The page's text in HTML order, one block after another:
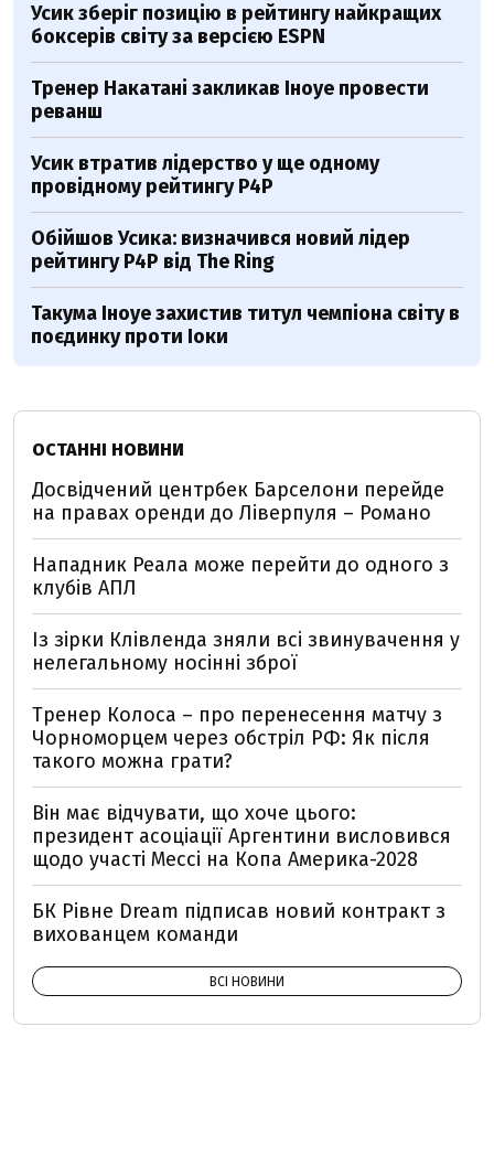
Усик зберіг позицію в рейтингу найкращих
боксерів світу за версією ESPN
Тренер Накатані закликав Іноуе провести
реванш
Усик втратив лідерство у ще одному
провідному рейтингу P4P
Обійшов Усика: визначився новий лідер
рейтингу P4P від The Ring
Такума Іноуе захистив титул чемпіона світу в
поєдинку проти Іоки
ОСТАННІ НОВИНИ
Досвідчений центрбек Барселони перейде
на правах оренди до Ліверпуля – Романо
Нападник Реала може перейти до одного з
клубів АПЛ
Із зірки Клівленда зняли всі звинувачення у
нелегальному носінні зброї
Тренер Колоса – про перенесення матчу з
Чорноморцем через обстріл РФ: Як після
такого можна грати?
Він має відчувати, що хоче цього:
президент асоціації Аргентини висловився
щодо участі Мессі на Копа Америка-2028
БК Рівне Dream підписав новий контракт з
вихованцем команди
ВСІ НОВИНИ